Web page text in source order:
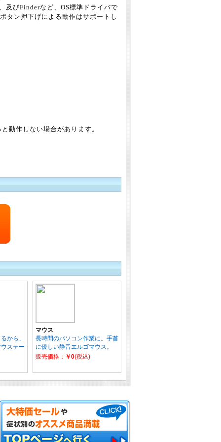
及びFinderなど、OS標準ドライバで
タン押下げによる動作はサポートし
動作しない場合があります。
から、
ステー
マウス
長時間のパソコン作業に。手首
に優しい静音エルゴマウス。
販売価格：
￥0(税込)